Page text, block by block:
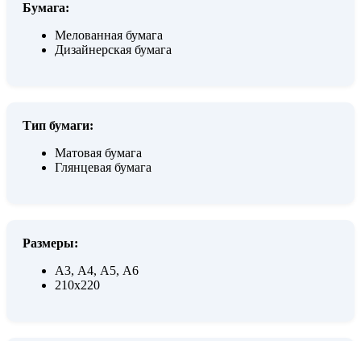
Бумага:
Мелованная бумага
Дизайнерская бумага
Тип бумаги:
Матовая бумага
Глянцевая бумага
Размеры:
А3, А4, А5, А6
210х220